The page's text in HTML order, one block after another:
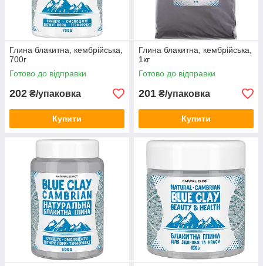
блакитний колір і при змішуванні з водою утворює однорідну
масу.
Глина блакитна, кембрійська,
700г
Готово до відправки
202 ₴/упаковка
Купити
Глина блакитна, кембрійська,
1кг
Готово до відправки
201 ₴/упаковка
Купити